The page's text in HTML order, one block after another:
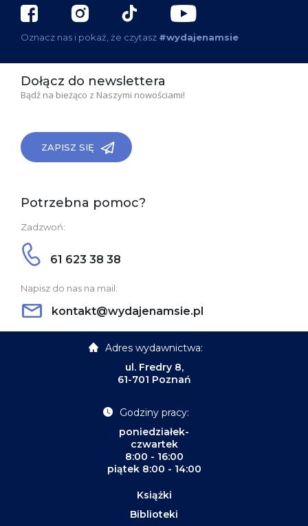
Oznacz nas i pokaż, że czytasz #wydajenamsie
Dołącz do newslettera
Bądź na bieżąco z Naszymi nowościami!
ZAPISZ SIĘ
Potrzebna pomoc?
Zadzwoń:
61 623 38 38
Napisz do nas na mail:
kontakt@wydajenamsie.pl
Adres wydawnictwa:
ul. Fredry 8,
61-701 Poznań
Godziny pracy:
poniedziałek-
czwartek
8:00 - 16:00
piątek 8:00 - 14:00
Książki
Biblioteki